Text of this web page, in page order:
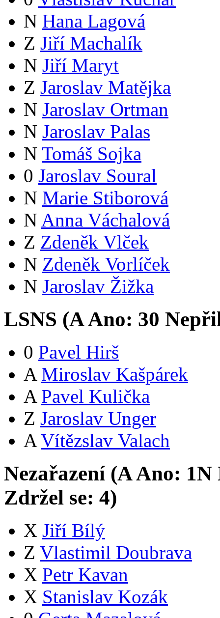
N Hana Lagová
Z Jiří Machalík
N Jiří Maryt
Z Jaroslav Matějka
N Jaroslav Ortman
N Jaroslav Palas
N Tomáš Sojka
0 Jaroslav Soural
N Marie Stiborová
N Anna Váchalová
Z Zdeněk Vlček
N Zdeněk Vorlíček
N Jaroslav Žižka
LSNS (AAno: 30
0 Pavel Hirš
A Miroslav Kašpárek
A Pavel Kulička
Z Jaroslav Unger
A Vítězslav Valach
Nezařazení (AAno: 1N
Zdržel se: 4)
X Jiří Bílý
Z Vlastimil Doubrava
X Petr Kavan
X Stanislav Kozák